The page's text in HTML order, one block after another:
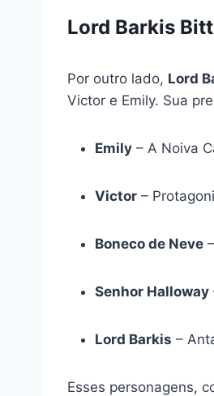
Lord Barkis
Por outro lado, Lord
Victor e Emily. Sua
Emily – A Noiva
Victor –
Boneco de Neve
Senhor Halloway
Lord Barkis –
Esses personagens,